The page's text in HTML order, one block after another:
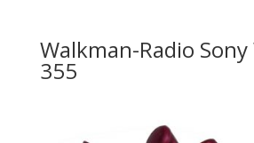
Walkman-Radio Sony
355